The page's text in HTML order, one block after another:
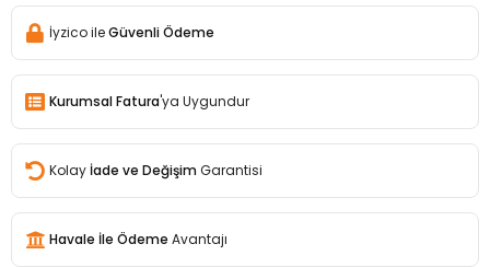
İyzico ileGüvenli Ödeme
Kurumsal Fatura'ya Uygundur
Kolay İade ve Değişim Garantisi
Havale İle Ödeme Avantajı